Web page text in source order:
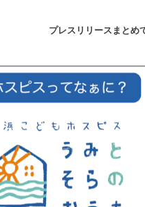
プレスリリースまとめ